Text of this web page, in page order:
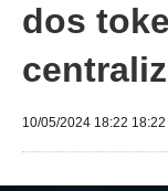
dos
10/05/2024 18:22 18:22